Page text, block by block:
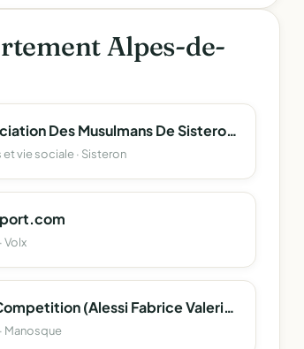
Alpes-de-
Association Des Musulmans De Sisteron Et De Ses Environs
et vie sociale · Sisteron
Volx
Afv Competition (Alessi Fabrice Valerio Competition)
Manosque